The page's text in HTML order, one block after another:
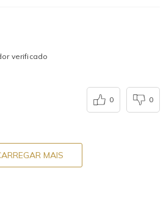
verificado
0 0
MAIS